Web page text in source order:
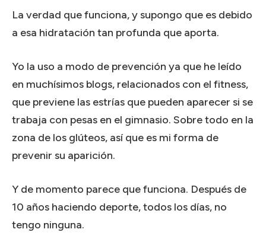
La verdad que funciona, y supongo que es debido
a esa hidratación tan profunda que aporta.
Yo la uso a modo de prevención ya que he leído
en muchísimos blogs, relacionados con el fitness,
que previene las estrías que pueden aparecer si se
trabaja con pesas en el gimnasio. Sobre todo en la
zona de los glúteos, así que es mi forma de
prevenir su aparición.
Y de momento parece que funciona. Después de
10 años haciendo deporte, todos los días, no
tengo ninguna.